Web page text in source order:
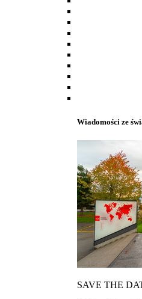
Wiadomości ze
SAVE THE